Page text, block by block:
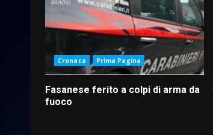
Cronaca Prima Pagina
Fasanese ferito a colpi di arma da
fuoco